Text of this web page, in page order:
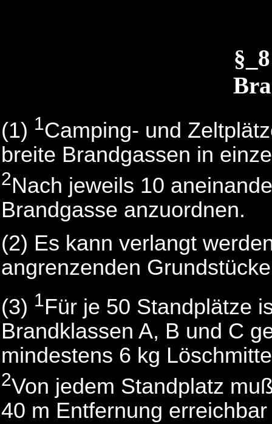
(1) 1Camping- und
breite Brandgassen in
2Nach jeweils 10
Brandgasse anzuordnen.
(2) Es kann verlangt
angrenzenden
(3) 1Für je 50 Standplätze
Brandklassen A, B und C
mindestens 6 kg
2Von jedem Standplatz
40 m Entfernung